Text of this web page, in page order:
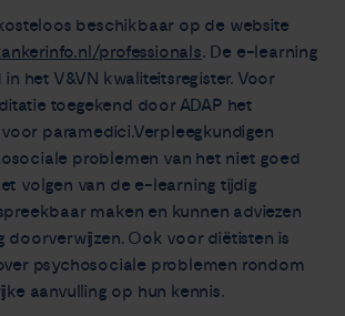
beschikbaar op de website
professionals. De e-learning
het V&VN kwaliteitsregister. Voor
toegekend door ADAP het
paramedici.Verpleegkundigen
problemen van het niet goed
volgen van de e-learning tijdig
maken en kunnen adviezen
doorverwijzen. Ook voor diëtisten is
psychosociale problemen rondom
aanvulling op hun kennis.